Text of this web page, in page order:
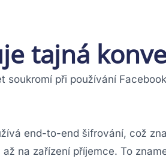
tajná
soukromí při používání
end-to-end šifrování, což
na zařízení příjemce. To